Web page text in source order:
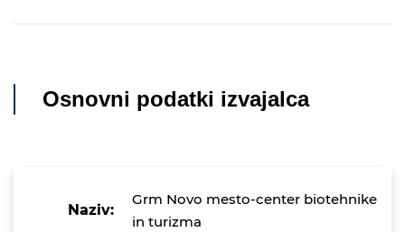
Osnovni podatki izvajalca
Naziv:
Grm Novo mesto-center biotehnike
in turizma